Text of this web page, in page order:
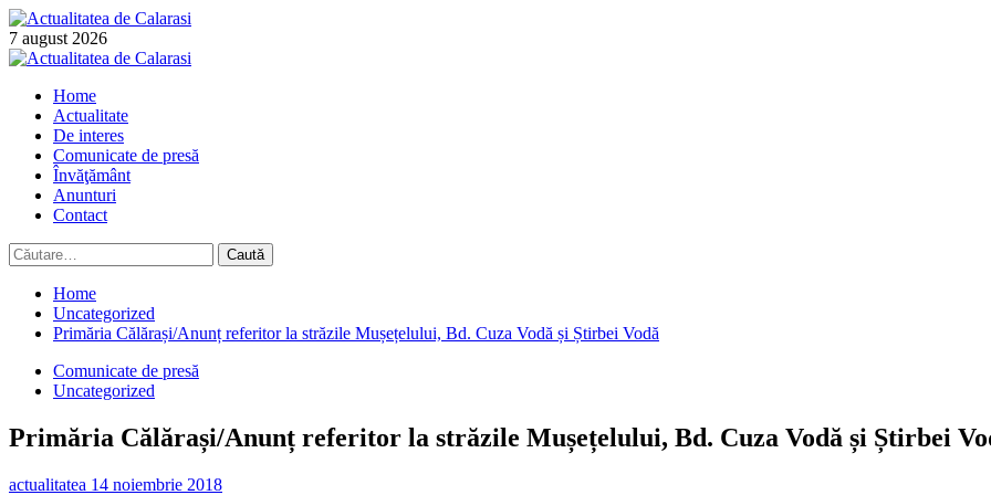
Skip
to
content
7 august 2026
Primary
Home
Actualitate
De interes
Comunicate de presă
Învăţământ
Anunturi
Contact
Caută
după:
Home
Uncategorized
Primăria Călărași/Anunț referitor la străzile Mușețelului, Bd. Cuza Vodă și Știrbei Vodă
Comunicate de presă
Uncategorized
Primăria Călărași/Anunț referitor la străzile Mușețelului, Bd. Cuza Vodă și Știrbei
actualitatea 14 noiembrie 2018